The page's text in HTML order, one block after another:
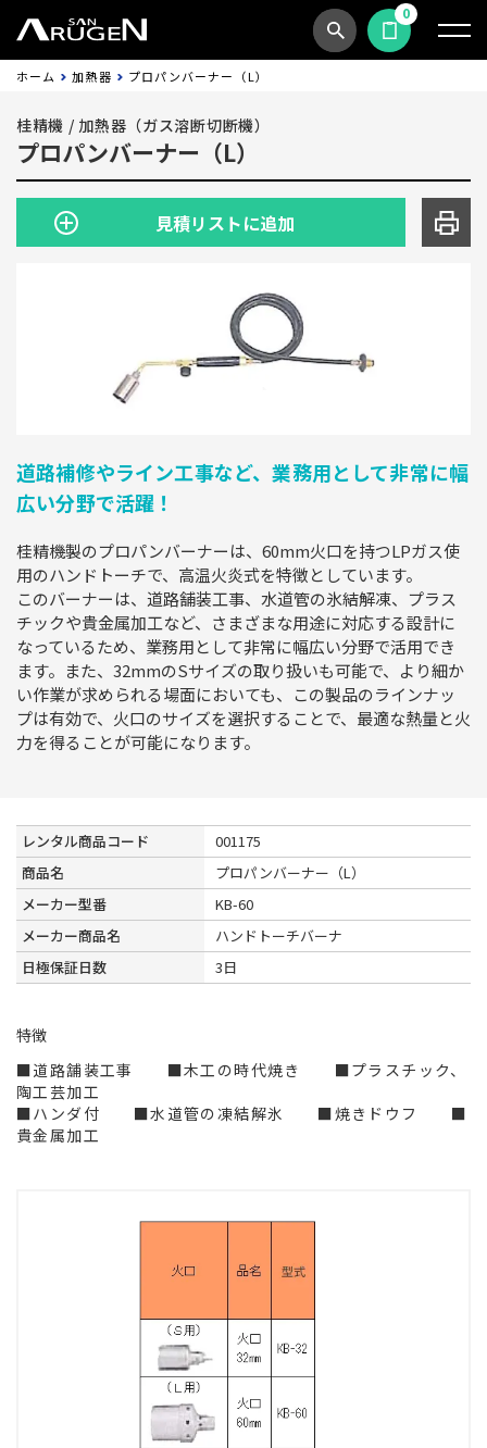
商品検索見積依頼する
0
ホーム 加熱器 プロパンバーナー（L）
桂精機 / 加熱器（ガス溶断切断機）
プロパンバーナー（L）
見積リストに追加
道路補修やライン工事など、業務用として非常に幅
広い分野で活躍！
桂精機製のプロパンバーナーは、60mm火口を持つLPガス使
用のハンドトーチで、高温火炎式を特徴としています。
このバーナーは、道路舗装工事、水道管の氷結解凍、プラス
チックや貴金属加工など、さまざまな用途に対応する設計に
なっているため、業務用として非常に幅広い分野で活用でき
ます。また、32mmのSサイズの取り扱いも可能で、より細か
い作業が求められる場面においても、この製品のラインナッ
プは有効で、火口のサイズを選択することで、最適な熱量と火
力を得ることが可能になります。
レンタル商品コード
001175
商品名
プロパンバーナー（L）
メーカー型番
KB-60
メーカー商品名
ハンドトーチバーナ
日極保証日数
3日
特徴
■道路舗装工事 ■木工の時代焼き ■プラスチック、
陶工芸加工
■ハンダ付 ■水道管の凍結解氷 ■焼きドウフ ■
貴金属加工